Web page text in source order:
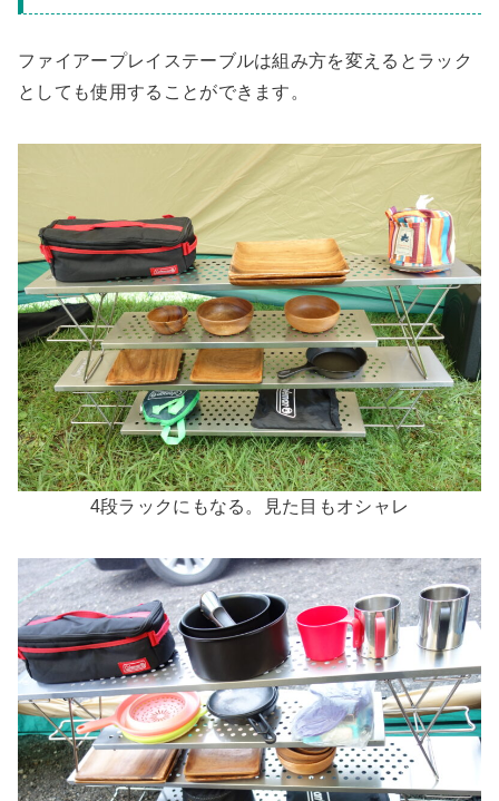
ファイアープレイステーブルは組み方を変えるとラック
としても使用することができます。
4段ラックにもなる。見た目もオシャレ